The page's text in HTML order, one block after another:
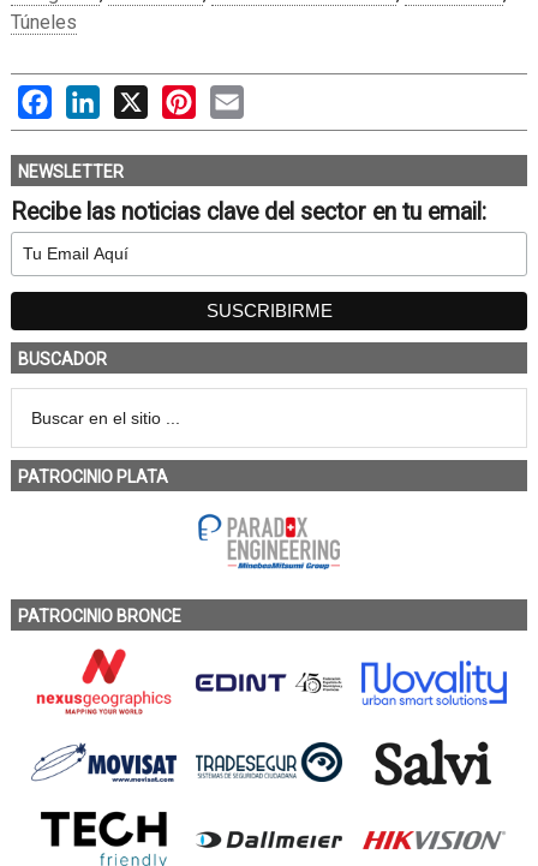
Túneles
FacebookLinkedIn
X PinterestEmail
NEWSLETTER
Recibe las noticias clave del sector en tu email:
BUSCADOR
PATROCINIO PLATA
PATROCINIO BRONCE